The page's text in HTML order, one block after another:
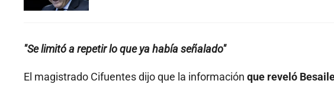
"Se limitó a repetir lo que ya había señalado"
El magistrado Cifuentes dijo que la información que reveló